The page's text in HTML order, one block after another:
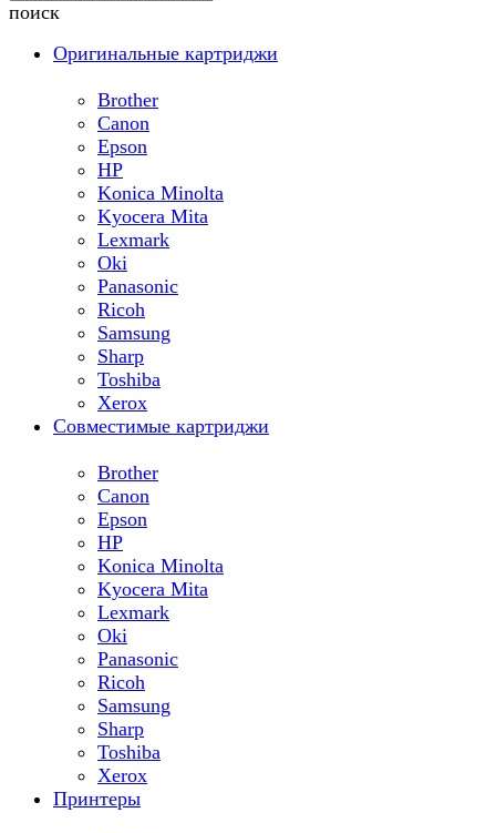
поиск
Оригинальные картриджи
Brother
Canon
Epson
HP
Konica Minolta
Kyocera Mita
Lexmark
Oki
Panasonic
Ricoh
Samsung
Sharp
Toshiba
Xerox
Совместимые картриджи
Brother
Canon
Epson
HP
Konica Minolta
Kyocera Mita
Lexmark
Oki
Panasonic
Ricoh
Samsung
Sharp
Toshiba
Xerox
Принтеры